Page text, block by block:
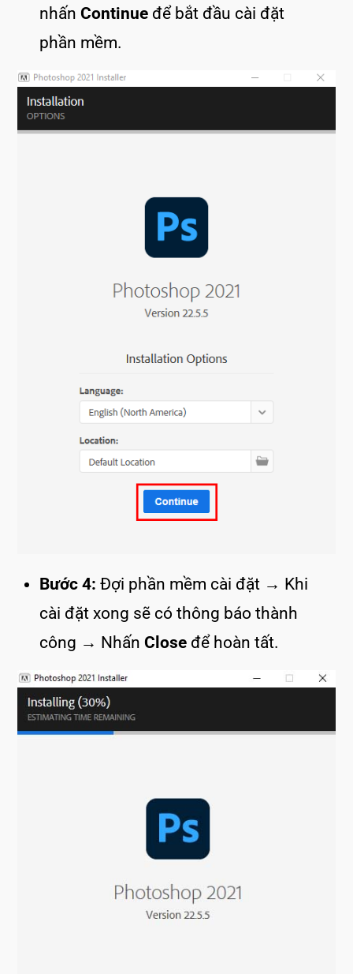
nhấn Continue để bắt đầu cài đặt
phần mềm.
Bước 4: Đợi phần mềm cài đặt → Khi
cài đặt xong sẽ có thông báo thành
công → Nhấn Close để hoàn tất.